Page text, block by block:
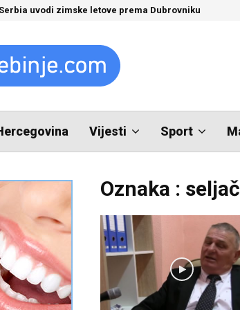
uvodi zimske letove prema Dubrovniku
Vijesti Sport
Oznaka :